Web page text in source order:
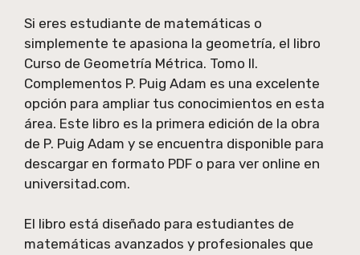
Si eres estudiante de matemáticas o
simplemente te apasiona la geometría, el libro
Curso de Geometría Métrica. Tomo II.
Complementos P. Puig Adam es una excelente
opción para ampliar tus conocimientos en esta
área. Este libro es la primera edición de la obra
de P. Puig Adam y se encuentra disponible para
descargar en formato PDF o para ver online en
universitad.com.
El libro está diseñado para estudiantes de
matemáticas avanzados y profesionales que